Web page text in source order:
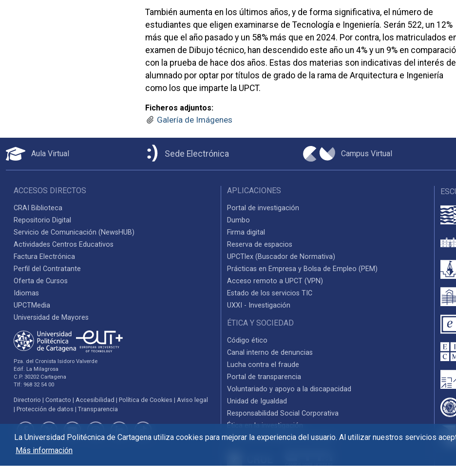
La Universidad Politécnica de Cartagena utiliza cookies para mejorar la experiencia del usuario. Al utilizar nuestros servicios
Más información
También aumenta en los últimos años, y de forma significativa, el número de
estudiantes que eligen examinarse de Tecnología e Ingeniería. Serán 522, un 12%
más que el año pasado y un 58% más que en 2024. Por contra, los matriculados
examen de Dibujo técnico, han descendido este año un 4% y un 9% en
con la prueba de hace dos años. Estas dos materias son indicativas del interés del
alumnado por optar por títulos de grado de la rama de Arquitectura e Ingeniería
como los que imparte la UPCT.
Ficheros adjuntos:
Galería de Imágenes
Aula Virtual Sede Electrónica Campus Virtual
ACCESOS DIRECTOS
CRAI Biblioteca
Repositorio Digital
Servicio de Comunicación (NewsHUB)
Actividades Centros Educativos
Factura Electrónica
Perfil del Contratante
Oferta de Cursos
Idiomas
UPCTMedia
Universidad de Mayores
Pza. del Cronista Isidoro Valverde
Edif. La Milagrosa
C.P. 30202 Cartagena
Tlf: 968 32 54 00
Directorio Contacto Accesibilidad Política de Cookies
Aviso legal
Protección de datos
Transparencia
APLICACIONES
Portal de investigación
Dumbo
Firma digital
Reserva de espacios
UPCTlex (Buscador de Normativa)
Prácticas en Empresa y Bolsa de Empleo (PEM)
Acceso remoto a UPCT (VPN)
Estado de los servicios TIC
UXXI - Investigación
ÉTICA Y SOCIEDAD
Código ético
Canal interno de denuncias
Lucha contra el fraude
Portal de transparencia
Voluntariado y apoyo a la discapacidad
Unidad de Igualdad
Responsabilidad Social Corporativa
Ética en la investigación
Informes de rendición de cuentas